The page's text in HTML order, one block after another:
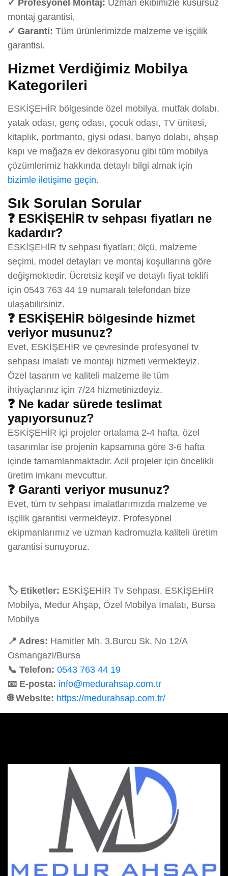
✓ Profesyonel Montaj: Uzman ekibimizle kusursuz
montaj garantisi.
✓ Garanti: Tüm ürünlerimizde malzeme ve işçilik
garantisi.
Hizmet Verdiğimiz Mobilya
Kategorileri
ESKİŞEHİR bölgesinde özel mobilya, mutfak dolabı,
yatak odası, genç odası, çocuk odası, TV ünitesi,
kitaplık, portmanto, giysi odası, banyo dolabı, ahşap
kapı ve mağaza ev dekorasyonu gibi tüm mobilya
çözümlerimiz hakkında detaylı bilgi almak için
bizimle iletişime geçin.
Sık Sorulan Sorular
❓ ESKİŞEHİR tv sehpası fiyatları ne
kadardır?
ESKİŞEHİR tv sehpası fiyatları; ölçü, malzeme
seçimi, model detayları ve montaj koşullarına göre
değişmektedir. Ücretsiz keşif ve detaylı fiyat teklifi
için 0543 763 44 19 numaralı telefondan bize
ulaşabilirsiniz.
❓ ESKİŞEHİR bölgesinde hizmet
veriyor musunuz?
Evet, ESKİŞEHİR ve çevresinde profesyonel tv
sehpası imalatı ve montajı hizmeti vermekteyiz.
Özel tasarım ve kaliteli malzeme ile tüm
ihtiyaçlarınız için 7/24 hizmetinizdeyiz.
❓ Ne kadar sürede teslimat
yapıyorsunuz?
ESKİŞEHİR içi projeler ortalama 2-4 hafta, özel
tasarımlar ise projenin kapsamına göre 3-6 hafta
içinde tamamlanmaktadır. Acil projeler için öncelikli
üretim imkanı mevcuttur.
❓ Garanti veriyor musunuz?
Evet, tüm tv sehpası imalatlarımızda malzeme ve
işçilik garantisi vermekteyiz. Profesyonel
ekipmanlarımız ve uzman kadromuzla kaliteli üretim
garantisi sunuyoruz.
🏷️ Etiketler: ESKİŞEHİR Tv Sehpası, ESKİŞEHİR
Mobilya, Medur Ahşap, Özel Mobilya İmalatı, Bursa
Mobilya
📍 Adres: Hamitler Mh. 3.Burcu Sk. No 12/A
Osmangazi/Bursa
📞 Telefon: 0543 763 44 19
📧 E-posta: info@medurahsap.com.tr
🌐 Website: https://medurahsap.com.tr/